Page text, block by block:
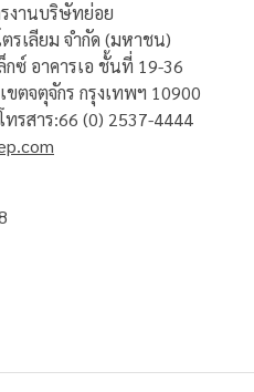
งานบริษัทย่อย
เลียม จำกัด (มหาชน)
ซ์ อาคารเอ ชั้นที่ 19-36
ตจตุจักร กรุงเทพฯ 10900
โทรสาร:66 (0) 2537-4444